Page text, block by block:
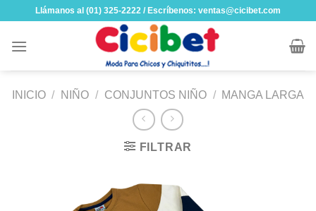
content
Llámanos al (01) 325-2222 / Escríbenos: ventas@cicibet.com
INICIO / NIÑO / CONJUNTOS NIÑO / MANGA LARGA
FILTRAR